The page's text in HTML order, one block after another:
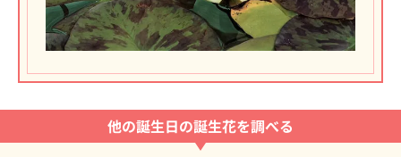
他の誕生日の誕生花を調べる